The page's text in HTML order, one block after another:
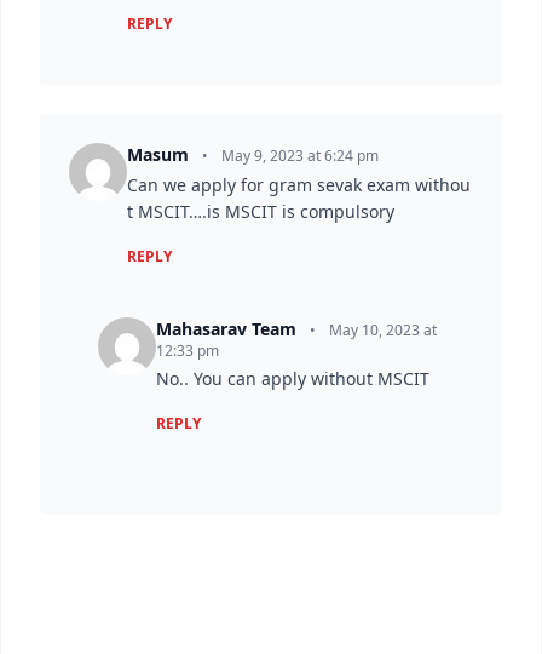
REPLY
Masum • May 9, 2023 at 6:24 pm
Can we apply for gram sevak exam withou
t MSCIT….is MSCIT is compulsory
REPLY
Mahasarav Team •
May 10, 2023 at
12:33 pm
No.. You can apply without MSCIT
REPLY